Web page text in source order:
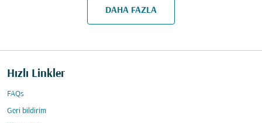
DAHA FAZLA
Hızlı Linkler
FAQs
Geri bildirim